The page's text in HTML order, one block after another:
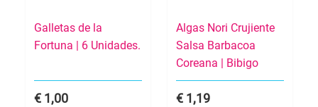
Galletas de la
Fortuna | 6 Unidades.
1,00
Algas Nori Crujiente
Salsa Barbacoa
Coreana | Bibigo
1,19